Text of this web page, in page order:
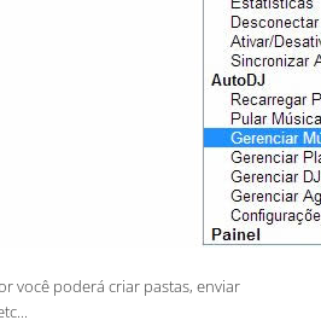
você poderá criar pastas, enviar